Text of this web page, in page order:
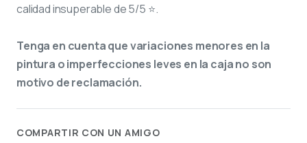
calidad insuperable de 5/5 ⭐.
Tenga en cuenta que variaciones menores en la
pintura o imperfecciones leves en la caja no son
motivo de reclamación.
COMPARTIR CON UN AMIGO